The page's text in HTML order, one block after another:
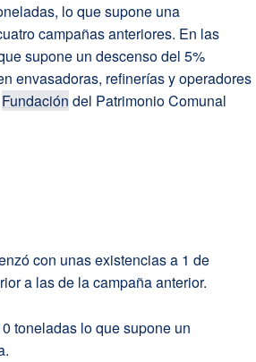
lo que supone una
campañas anteriores. En las
supone un descenso del 5%
envasadoras, refinerías y operadores
Fundación del Patrimonio Comunal
con unas existencias a 1 de
a las de la campaña anterior.
toneladas lo que supone un